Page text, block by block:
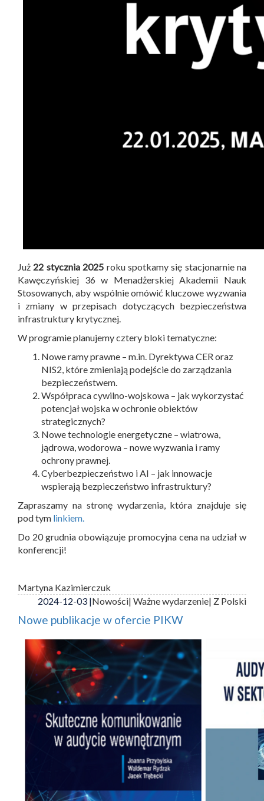
Już 22 stycznia 2025 roku spotkamy się stacjonarnie na
Kawęczyńskiej 36 w Menadżerskiej Akademii Nauk
Stosowanych, aby wspólnie omówić kluczowe wyzwania
i zmiany w przepisach dotyczących bezpieczeństwa
infrastruktury krytycznej.
W programie planujemy cztery bloki tematyczne:
Nowe ramy prawne – m.in. Dyrektywa CER oraz
NIS2, które zmieniają podejście do zarządzania
bezpieczeństwem.
Współpraca cywilno-wojskowa – jak wykorzystać
potencjał wojska w ochronie obiektów
strategicznych?
Nowe technologie energetyczne – wiatrowa,
jądrowa, wodorowa – nowe wyzwania i ramy
ochrony prawnej.
Cyberbezpieczeństwo i AI – jak innowacje
wspierają bezpieczeństwo infrastruktury?
Zapraszamy na stronę wydarzenia, która znajduje się
pod tym linkiem.
Do 20 grudnia obowiązuje promocyjna cena na udział w
konferencji!
Martyna Kazimierczuk
2024-12-03 |Nowości| Ważne wydarzenie| Z Polski
Nowe publikacje w ofercie PIKW